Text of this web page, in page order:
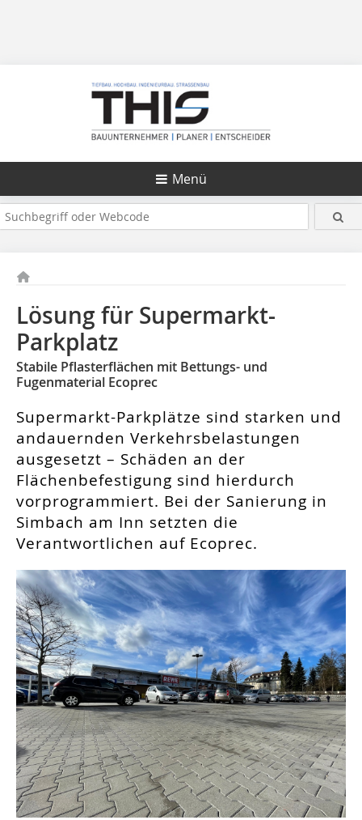
Menü
Lösung für Supermarkt-
Parkplatz
Stabile Pflasterflächen mit Bettungs- und
Fugenmaterial Ecoprec
Supermarkt-Parkplätze sind starken und
andauernden Verkehrsbelastungen
ausgesetzt – Schäden an der
Flächenbefestigung sind hierdurch
vorprogrammiert. Bei der Sanierung in
Simbach am Inn setzten die
Verantwortlichen auf Ecoprec.